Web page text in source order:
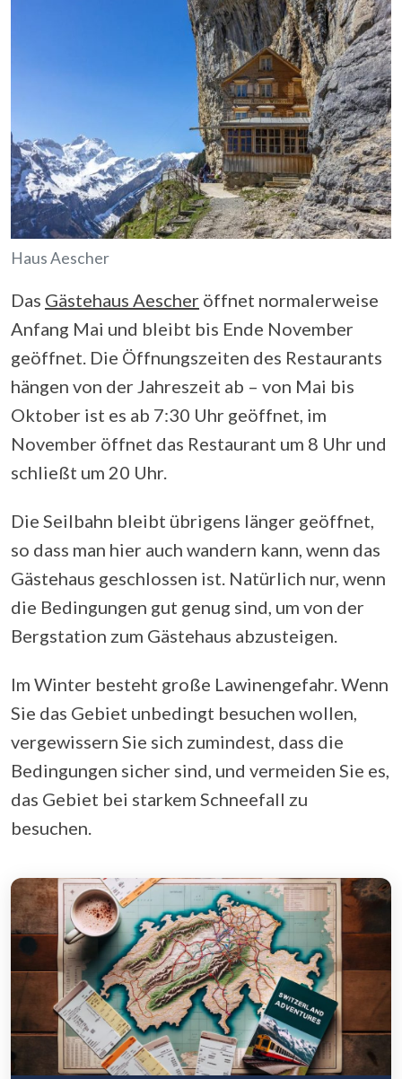
Haus Aescher
Das Gästehaus Aescher öffnet normalerweise
Anfang Mai und bleibt bis Ende November
geöffnet. Die Öffnungszeiten des Restaurants
hängen von der Jahreszeit ab – von Mai bis
Oktober ist es ab 7:30 Uhr geöffnet, im
November öffnet das Restaurant um 8 Uhr und
schließt um 20 Uhr.
Die Seilbahn bleibt übrigens länger geöffnet,
so dass man hier auch wandern kann, wenn das
Gästehaus geschlossen ist. Natürlich nur, wenn
die Bedingungen gut genug sind, um von der
Bergstation zum Gästehaus abzusteigen.
Im Winter besteht große Lawinengefahr. Wenn
Sie das Gebiet unbedingt besuchen wollen,
vergewissern Sie sich zumindest, dass die
Bedingungen sicher sind, und vermeiden Sie es,
das Gebiet bei starkem Schneefall zu
besuchen.